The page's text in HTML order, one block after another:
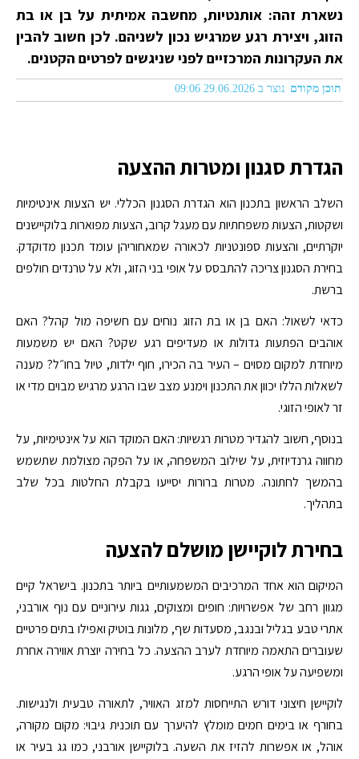
נשארת זהה: אותנטיות, מחשבה אמיתית על בן או בת
הזוג, ויצירת רגע שמרגיש נכון לשניהם. לכן חשוב להבין
את העקרונות המרכזיים לפני שניגשים לפרטים הקטנים.
תוכן מקודם נוצר ב 29.06.2026 09:06
הגדרת סגנון ומטרות ההצעה
השלב הראשון בתכנון הוא הגדרת הסגנון הכללי. יש הצעות אינטימיות
ושקטות, הצעות משפחתיות עם מעגל קרוב, הצעות מפוארות בלוקיישנים
יוקרתיים, והצעות ספונטניות לכאורה שמאחוריהן עומד תכנון מדוקדק.
בחירת הסגנון צריכה להתבסס על אופי בני הזוג, ולא על טרנדים חולפים
ברשת.
כדאי לשאול: האם בן או בת הזוג נוחים עם חשיפה מול קהל? האם
אוהבים הפתעות גדולות או מעדיפים רגע שקט? האם יש משמעות
מיוחדת למקום מסוים – העיר בה הכירו, חוף ילדות, טיול בחו״ל? מענה
לשאלות הללו יכוון את התכנון וימנע מצב שבו הרגע מרגיש מבוים מדי או
זר לאופי הזוגי.
בנוסף, חשוב להגדיר מטרות רגשיות: האם המוקד הוא על אינטימיות, על
מחווה גרנדיוזית, על שילוב המשפחה, או על הפקה מצולמת שתשמש
בהמשך לחתונה. מטרות ברורות יסייעו בקבלת החלטות בכל שלב
בתהליך.
בחירת לוקיישן מושלם להצעה
המיקום הוא אחד המרכיבים המשמעותיים ביותר בתכנון. בישראל קיים
מגוון רחב של אפשרויות: חופים ומצוקים, גגות עירוניים עם נוף אורבני,
אתרי טבע בגליל ובנגב, מסעדות שף, מלונות בוטיק ואפילו בתים פרטיים
שעוברים התאמה מיוחדת לערב ההצעה. כל בחירה יוצרת אווירה אחרת
ומשפיעה על אופי הרגע.
לוקיישן חיצוני דורש התייחסות למזג האוויר, לתאורה טבעית ולנגישות.
בחורף או בימים חמים מומלץ להיערך עם תוכנית גיבוי: מקום מקורה,
אוהל, או אפשרות להזיז את השעה. בלוקיישן אורבני, כמו גג בעיר או